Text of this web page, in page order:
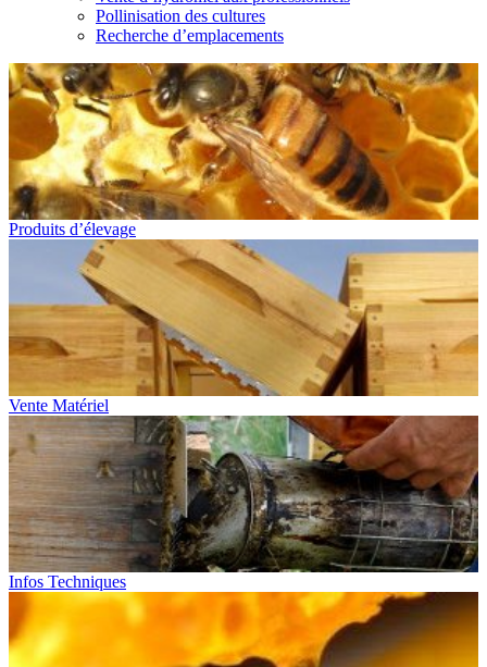
Pollinisation des cultures
Recherche d’emplacements
Produits d’élevage
Vente Matériel
Infos Techniques